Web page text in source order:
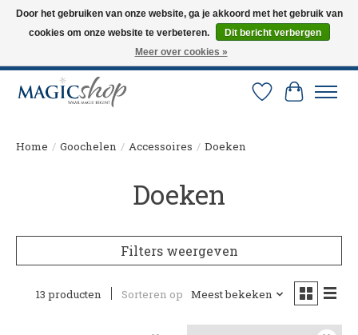
Altijd de nieuwste trucs op voorraad. Snelle verzending via PostNL en DHL.
Langskomen in onze winkel? Bel of mail om een afspraak te maken. 0251-
Verlanglijst
Home / Goochelen / Accessoires / Doeken
Doeken
Filters weergeven
13 producten Sorteren op Meest bekeken
Door het gebruiken van onze website, ga je akkoord met het gebruik van
cookies om onze website te verbeteren.
Dit bericht verbergen
Meer over cookies »